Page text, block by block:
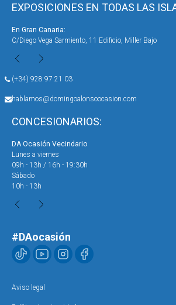
EXPOSICIONES EN TODAS LAS
En Gran Canaria:
C/Diego Vega Sarmiento, 11 Edificio, Miller Bajo
(+34) 928 97 21 03
hablamos@domingoalonsoocasion.com
CONCESIONARIOS:
DA Ocasión Vecindario
Lunes a viernes
09h - 13h / 16h - 19:30h
Sábado
10h - 13h
#DAocasión
Aviso legal